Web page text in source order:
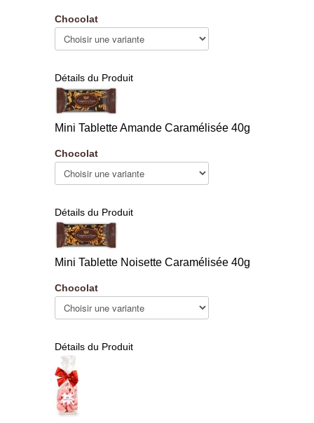
Chocolat
Détails du Produit
Mini Tablette Amande Caramélisée 40g
Chocolat
Détails du Produit
Mini Tablette Noisette Caramélisée 40g
Chocolat
Détails du Produit